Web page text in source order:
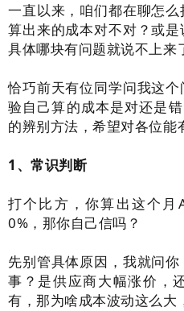
一直以来，咱们都在聊怎
算出来的成本对不对？或
具体哪块有问题就说不上来
恰巧前天有位同学问我这
验自己算的成本是对还是
的辨别方法，希望对各位能
1、常识判断
打个比方，你算出这个
0%，那你自己信吗？
先别管具体原因，我就问
事？是供应商大幅涨价，
有，那为啥成本波动这么大